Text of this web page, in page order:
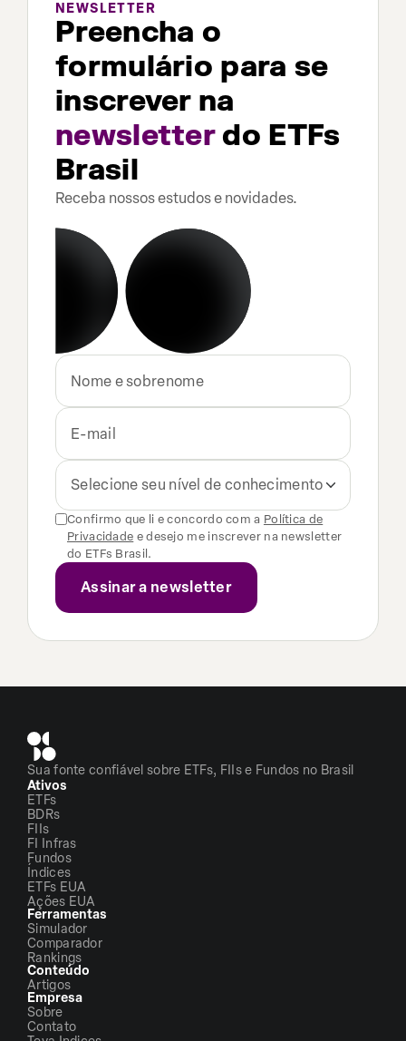
NEWSLETTER
Preencha o
formulário para se
inscrever na
newsletterdo ETFs
Brasil
Receba nossos estudos e novidades.
Selecione seu nível de conhecimento
Confirmo que li e concordo com a Política de
Privacidade e desejo me inscrever na newsletter
do ETFs Brasil.
Sua fonte confiável sobre ETFs, FIIs e Fundos no Brasil
Ativos
ETFs
BDRs
FIIs
FI Infras
Fundos
Índices
ETFs EUA
Ações EUA
Ferramentas
Simulador
Comparador
Rankings
Conteúdo
Artigos
Empresa
Sobre
Contato